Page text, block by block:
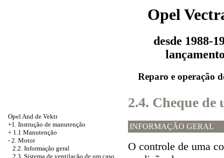
Opel
desde 1988-
Reparo e operação
Opel And de Vektr
+1. Instrução de manutenção
+ 1.1 Manutenção
- 2. Motor
2.2. Informação geral
2.3. Sistema de ventilação de um caso
2.4. Cheque de
INFORMAÇÃO GERAL
O controle de uma